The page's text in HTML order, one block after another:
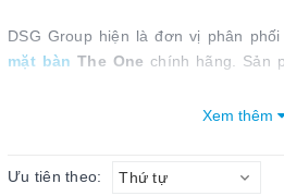
DSG Group hiện là đơn vị phân
mặt bàn The One chính hãng. Sản
tách rời không gian làm việc liền
nhất.
Xem thêm
Ưu tiên theo: Thứ tự